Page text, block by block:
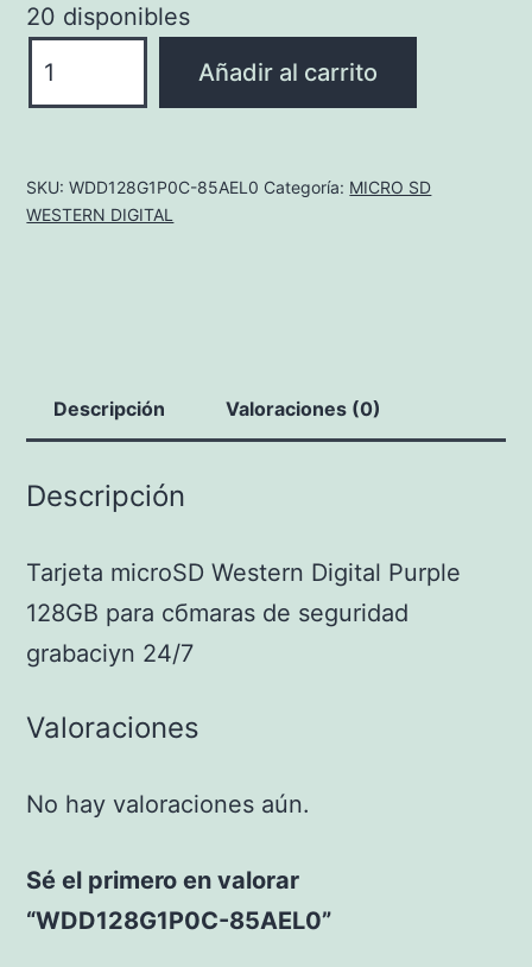
20 disponibles
85AEL0
Añadir al carrito
SKU:WDD128G1P0C-85AEL0 Categoría: MICRO SD
WESTERN DIGITAL
Descripción Valoraciones (0)
Descripción
Tarjeta microSD Western Digital Purple
128GB para cбmaras de seguridad
grabaciуn 24/7
Valoraciones
No hay valoraciones aún.
Sé el primero en valorar
“WDD128G1P0C-85AEL0”